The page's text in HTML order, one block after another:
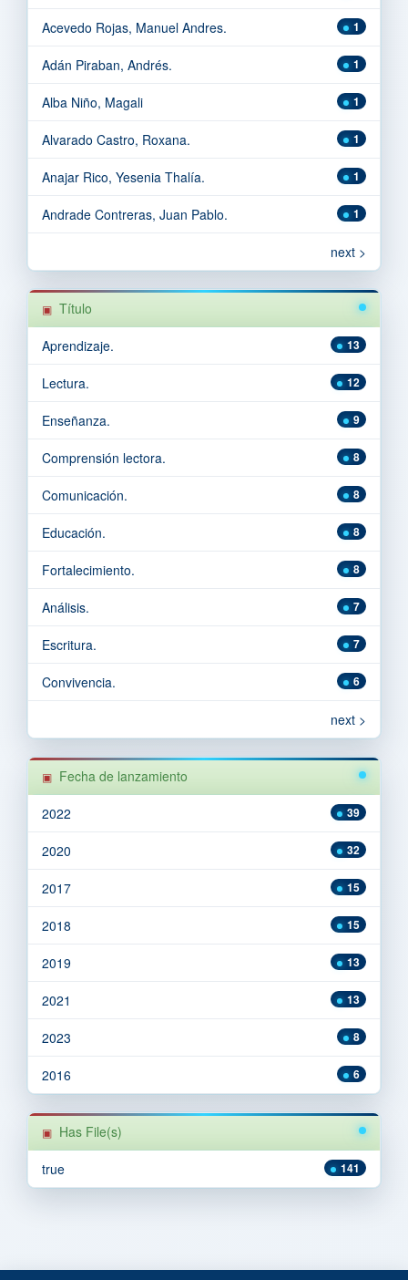
1
Acevedo Rojas, Manuel Andres.
1
Adán Piraban, Andrés.
1
Alba Niño, Magali
1
Alvarado Castro, Roxana.
1
Anajar Rico, Yesenia Thalía.
1
Andrade Contreras, Juan Pablo.
next >
Título
13
Aprendizaje.
12
Lectura.
9
Enseñanza.
8
Comprensión lectora.
8
Comunicación.
8
Educación.
8
Fortalecimiento.
7
Análisis.
7
Escritura.
6
Convivencia.
next >
Fecha de lanzamiento
39
2022
32
2020
15
2017
15
2018
13
2019
13
2021
8
2023
6
2016
Has File(s)
141
true